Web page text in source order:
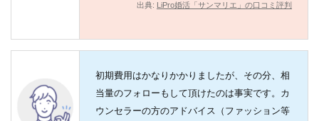
出典: LiPro婚活「サンマリエ」の口コミ評判
初期費用はかなりかかりましたが、その分、相
当量のフォローもして頂けたのは事実です。カ
ウンセラーの方のアドバイス（ファッション等